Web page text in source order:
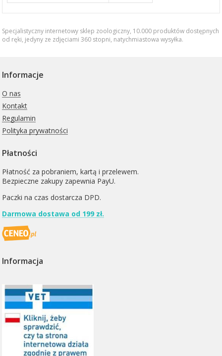
Specjalistyczny internetowy sklep zoologiczny, 10.000 produktów dostępnych
od ręki, jedyny ze zdjęciami 360 stopni, natychmiastowa wysyłka.
Informacje
O nas
Kontakt
Regulamin
Polityka prywatności
Płatności
Płatność za pobraniem, kartą i przelewem.
Bezpieczne zakupy zapewnia PayU.
Paczki na czas dostarcza DPD.
Darmowa dostawa od 199 zł.
Informacja